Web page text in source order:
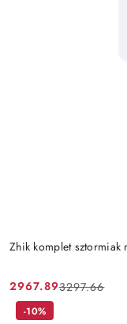
Zhik komplet sztormiak
Cena
promocyjna:
2967.89
Cena
przed
3297.66
-10%